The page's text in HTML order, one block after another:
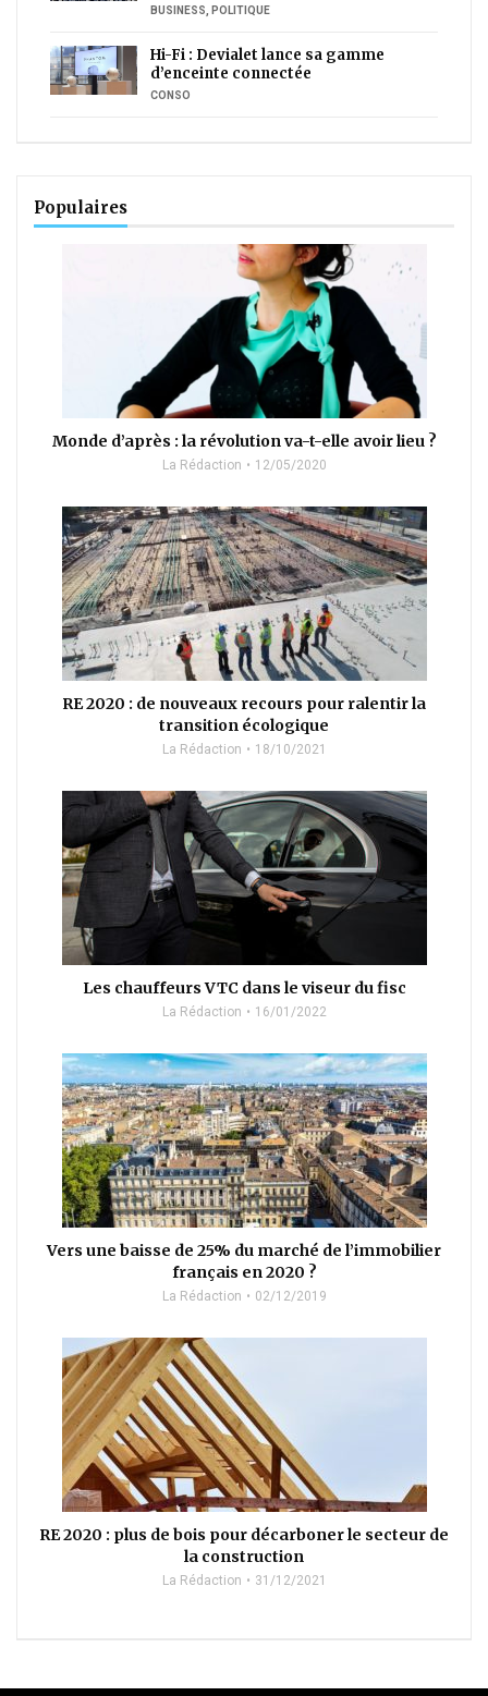
BUSINESS POLITIQUE
Hi-Fi : Devialet lance sa gamme
d’enceinte connectée
CONSO
Populaires
Monde d’après : la révolution va-t-elle avoir lieu ?
La Rédaction 12/05/2020
RE 2020 : de nouveaux recours pour ralentir la
transition écologique
La Rédaction 18/10/2021
Les chauffeurs VTC dans le viseur du fisc
La Rédaction 16/01/2022
Vers une baisse de 25% du marché de l’immobilier
français en 2020 ?
La Rédaction 02/12/2019
RE 2020 : plus de bois pour décarboner le secteur de
la construction
La Rédaction 31/12/2021